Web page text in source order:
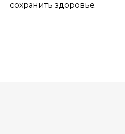
сохранить здоровье.